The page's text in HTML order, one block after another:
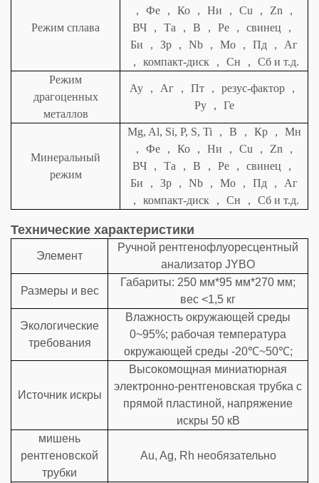
Режим сплава
， Фе ， Ко ， Ни ， Cu ， Zn
，
ВЧ
， Та ， В ， Ре ， свинец
，
Би
， Зр ， Nb ， Мо ， Пд ， Аг
， компакт-диск ， Сн ， Сб и т.д.
Режим
драгоценных
металлов
Ау ， Аг ， Пт ， резус-фактор
，
Ру
， Ге
Минеральный
режим
Mg, Al, Si, P, S, Ti ， В ， Кр ， Мн
， Фе ， Ко ， Ни ， Cu ， Zn
，
ВЧ
， Та ， В ， Ре ， свинец
，
Би
， Зр ， Nb ， Мо ， Пд ， Аг
， компакт-диск ， Сн ， Сб и т.д.
Технические характеристики
Элемент
Ручной рентгенофлуоресцентный
анализатор JYBO
Размеры и вес
Габариты: 250 мм*95 мм*270 мм;
вес <1,5 кг
Экологические
требования
Влажность окружающей среды
0~95%; рабочая температура
окружающей среды -20℃~50℃;
Источник искры
Высокомощная миниатюрная
электронно-рентгеновская трубка с
прямой пластиной, напряжение
искры 50 кВ
мишень
рентгеновской
трубки
Au, Ag, Rh необязательно